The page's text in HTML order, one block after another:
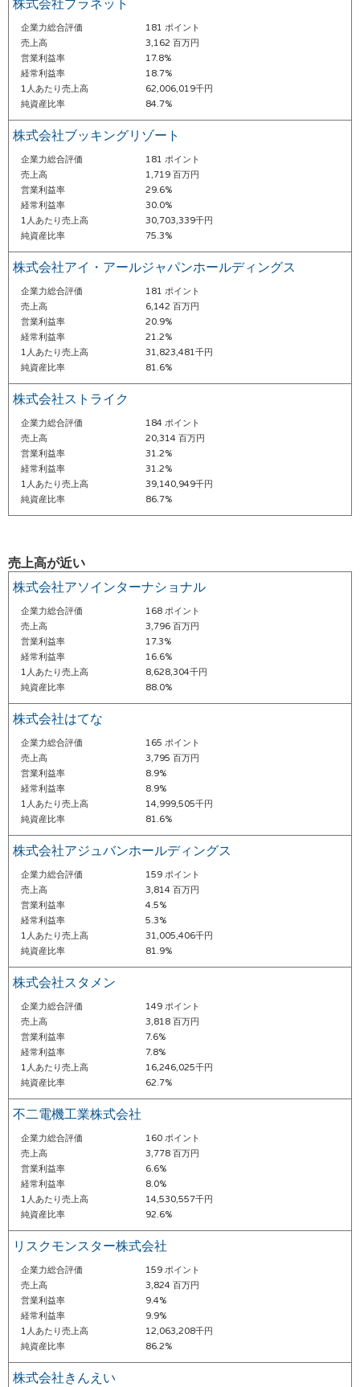
株式会社プラネット
企業力総合評価
181 ポイント
売上高
3,162 百万円
営業利益率
17.8%
経常利益率
18.7%
1人あたり売上高
62,006,019千円
純資産比率
84.7%
株式会社ブッキングリゾート
企業力総合評価
181 ポイント
売上高
1,719 百万円
営業利益率
29.6%
経常利益率
30.0%
1人あたり売上高
30,703,339千円
純資産比率
75.3%
株式会社アイ・アールジャパンホールディングス
企業力総合評価
181 ポイント
売上高
6,142 百万円
営業利益率
20.9%
経常利益率
21.2%
1人あたり売上高
31,823,481千円
純資産比率
81.6%
株式会社ストライク
企業力総合評価
184 ポイント
売上高
20,314 百万円
営業利益率
31.2%
経常利益率
31.2%
1人あたり売上高
39,140,949千円
純資産比率
86.7%
売上高が近い
株式会社アソインターナショナル
企業力総合評価
168 ポイント
売上高
3,796 百万円
営業利益率
17.3%
経常利益率
16.6%
1人あたり売上高
8,628,304千円
純資産比率
88.0%
株式会社はてな
企業力総合評価
165 ポイント
売上高
3,795 百万円
営業利益率
8.9%
経常利益率
8.9%
1人あたり売上高
14,999,505千円
純資産比率
81.6%
株式会社アジュバンホールディングス
企業力総合評価
159 ポイント
売上高
3,814 百万円
営業利益率
4.5%
経常利益率
5.3%
1人あたり売上高
31,005,406千円
純資産比率
81.9%
株式会社スタメン
企業力総合評価
149 ポイント
売上高
3,818 百万円
営業利益率
7.6%
経常利益率
7.8%
1人あたり売上高
16,246,025千円
純資産比率
62.7%
不二電機工業株式会社
企業力総合評価
160 ポイント
売上高
3,778 百万円
営業利益率
6.6%
経常利益率
8.0%
1人あたり売上高
14,530,557千円
純資産比率
92.6%
リスクモンスター株式会社
企業力総合評価
159 ポイント
売上高
3,824 百万円
営業利益率
9.4%
経常利益率
9.9%
1人あたり売上高
12,063,208千円
純資産比率
86.2%
株式会社きんえい